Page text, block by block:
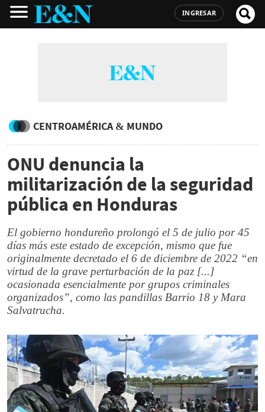
INGRESAR
CENTROAMÉRICA & MUNDO
ONU denuncia la
militarización de la seguridad
pública en Honduras
El gobierno hondureño prolongó el 5 de julio por 45
días más este estado de excepción, mismo que fue
originalmente decretado el 6 de diciembre de 2022 “en
virtud de la grave perturbación de la paz [...]
ocasionada esencialmente por grupos criminales
organizados”, como las pandillas Barrio 18 y Mara
Salvatrucha.